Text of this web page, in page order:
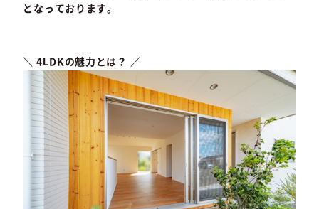
となっております。
＼ 4LDKの魅力とは？ ／